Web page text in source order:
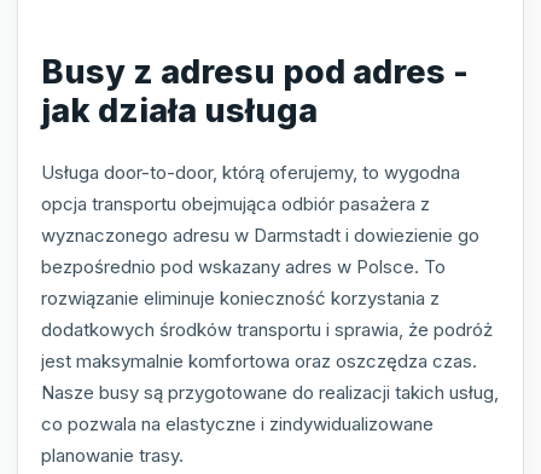
Busy z adresu pod adres -
jak działa usługa
Usługa door-to-door, którą oferujemy, to wygodna
opcja transportu obejmująca odbiór pasażera z
wyznaczonego adresu w Darmstadt i dowiezienie go
bezpośrednio pod wskazany adres w Polsce. To
rozwiązanie eliminuje konieczność korzystania z
dodatkowych środków transportu i sprawia, że podróż
jest maksymalnie komfortowa oraz oszczędza czas.
Nasze busy są przygotowane do realizacji takich usług,
co pozwala na elastyczne i zindywidualizowane
planowanie trasy.